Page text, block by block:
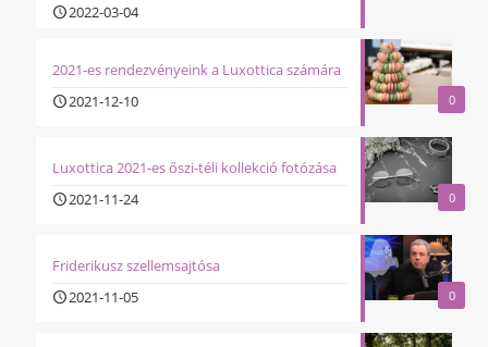
2022-03-04
0
2021-es rendezvényeink a Luxottica számára
2021-12-10
0
Luxottica 2021-es őszi-téli kollekció fotózása
2021-11-24
0
Friderikusz szellemsajtósa
2021-11-05